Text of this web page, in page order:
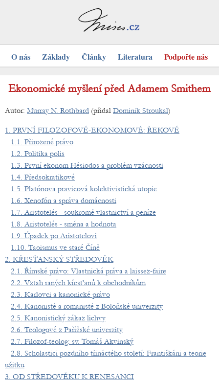
O nás Základy Články Literatura Podpořte nás
Ekonomické myšlení před Adamem Smithem
Autor: Murray N. Rothbard (přidal Dominik Stroukal)
1. PRVNÍ FILOZOFOVÉ-EKONOMOVÉ: ŘEKOVÉ
1.1. Přirozené právo
1.2. Politika polis
1.3. První ekonom Hésiodos a problém vzácnosti
1.4. Předsokratikové
1.5. Platónova pravicová kolektivistická utopie
1.6. Xenofón a správa domácnosti
1.7. Aristotelés - soukromé vlastnictví a peníze
1.8. Aristotelés - směna a hodnota
1.9. Úpadek po Aristotelovi
1.10. Taoismus ve staré Číně
2. KŘESŤANSKÝ STŘEDOVĚK
2.1. Římské právo: Vlastnická práva a laissez-faire
2.2. Vztah raných křesťanů k obchodníkům
2.3. Karlovci a kanonické právo
2.4. Kanonisté a romanisté z Boloňské univerzity
2.5. Kanonistický zákaz lichvy
2.6. Teologové z Pařížské univerzity
2.7. Filozof-teolog: sv. Tomáš Akvinský
2.8. Scholastici pozdního třináctého století: Františkáni a teorie
užitku
3. OD STŘEDOVĚKU K RENESANCI